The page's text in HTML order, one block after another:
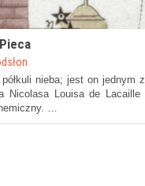
nieba; jest on jednym
Nicolasa Louisa de Lacaille
…